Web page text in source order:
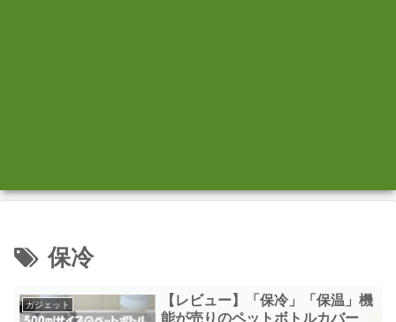
保冷
ガジェット
【レビュー】「保冷」「保温」機
能が売りのペットボトルカバー